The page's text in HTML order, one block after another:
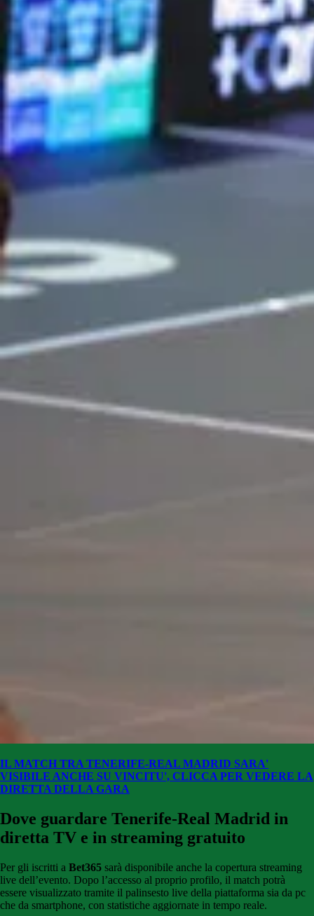
IL MATCH TRA TENERIFE-REAL MADRID SARA'
VISIBILE ANCHE SU VINCITU', CLICCA PER VEDERE LA
DIRETTA DELLA GARA
Dove guardare Tenerife-Real Madrid in
diretta TV e in streaming gratuito
Per gli iscritti a Bet365 sarà disponibile anche la copertura streaming
live dell’evento. Dopo l’accesso al proprio profilo, il match potrà
essere visualizzato tramite il palinsesto live della piattaforma sia da pc
che da smartphone, con statistiche aggiornate in tempo reale.